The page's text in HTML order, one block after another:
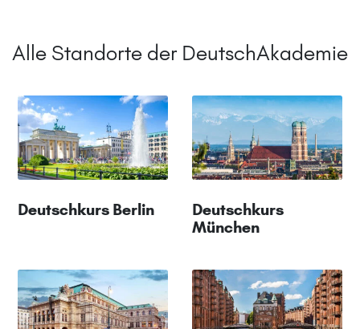
Alle Standorte der DeutschAkademie
Deutschkurs Berlin
Deutschkurs
München